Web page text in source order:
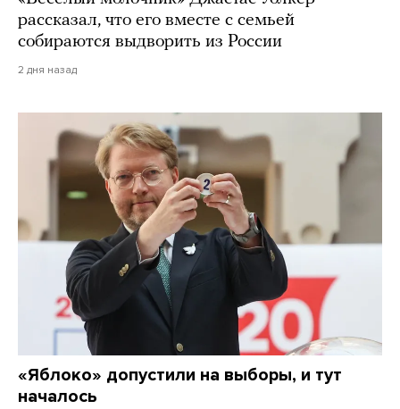
рассказал, что его вместе с семьей
собираются выдворить из России
2 дня назад
«Яблоко» допустили на выборы, и тут
началось